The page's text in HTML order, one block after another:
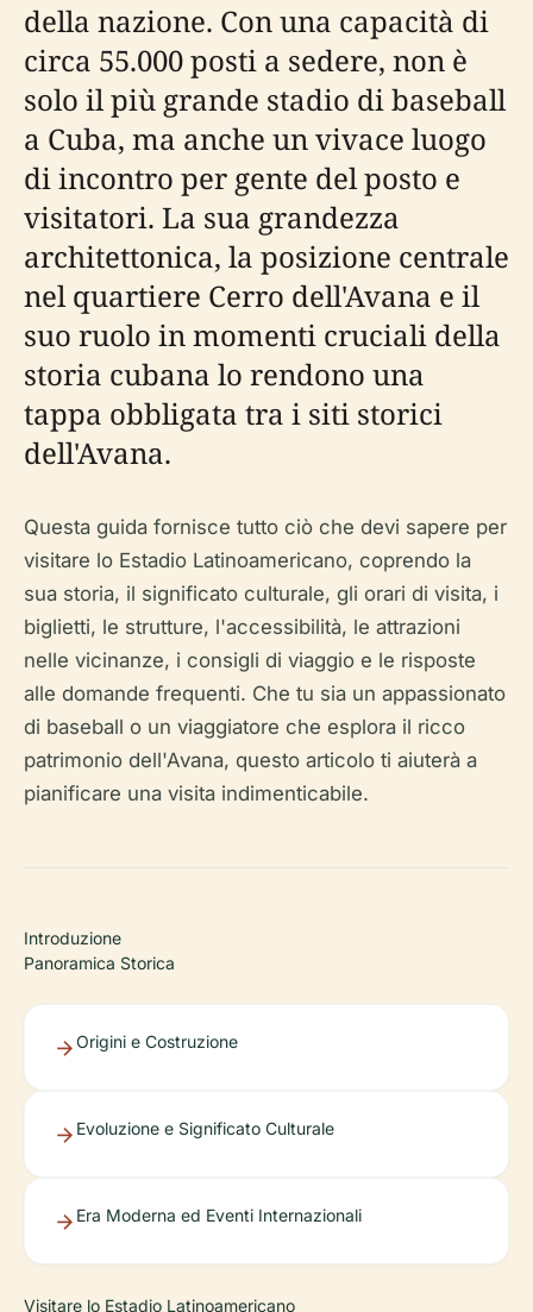
della nazione. Con una capacità di
circa 55.000 posti a sedere, non è
solo il più grande stadio di baseball
a Cuba, ma anche un vivace luogo
di incontro per gente del posto e
visitatori. La sua grandezza
architettonica, la posizione centrale
nel quartiere Cerro dell'Avana e il
suo ruolo in momenti cruciali della
storia cubana lo rendono una
tappa obbligata tra i siti storici
dell'Avana.
Questa guida fornisce tutto ciò che devi sapere per
visitare lo Estadio Latinoamericano, coprendo la
sua storia, il significato culturale, gli orari di visita, i
biglietti, le strutture, l'accessibilità, le attrazioni
nelle vicinanze, i consigli di viaggio e le risposte
alle domande frequenti. Che tu sia un appassionato
di baseball o un viaggiatore che esplora il ricco
patrimonio dell'Avana, questo articolo ti aiuterà a
pianificare una visita indimenticabile.
Introduzione
Panoramica Storica
Origini e Costruzione
Evoluzione e Significato Culturale
Era Moderna ed Eventi Internazionali
Visitare lo Estadio Latinoamericano